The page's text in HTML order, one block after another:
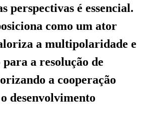
perspectivas é essencial.
como um ator
a multipolaridade e
para a resolução de
a cooperação
desenvolvimento